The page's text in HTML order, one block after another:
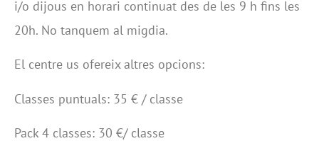
i/o dijous en horari continuat des de les 9 h fins les
20h. No tanquem al migdia.
El centre us ofereix altres opcions:
Classes puntuals: 35 € / classe
Pack 4 classes: 30 €/ classe